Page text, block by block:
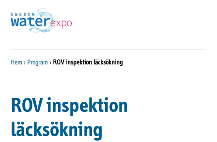
Hem › Program › ROV inspektion läcksökning
ROV inspektion
läcksökning